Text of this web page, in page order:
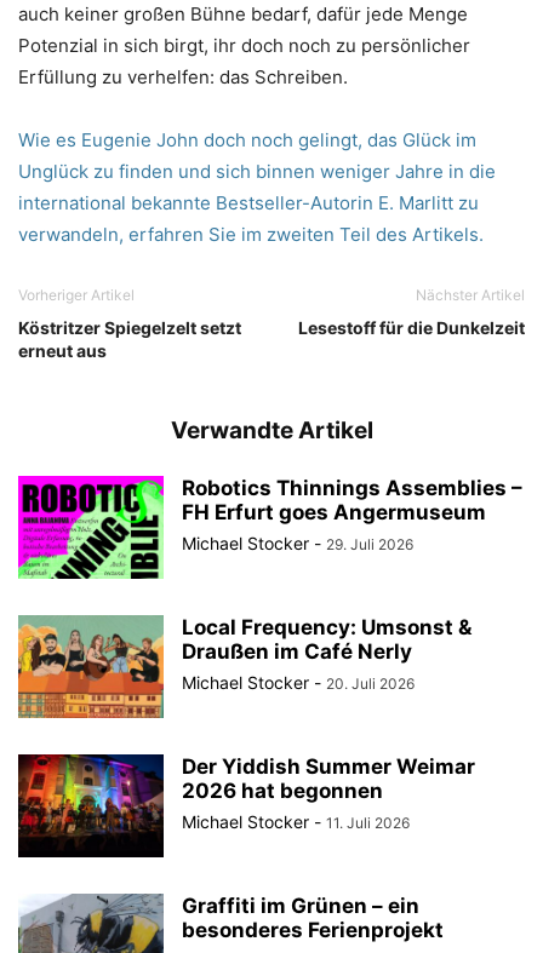
auch keiner großen Bühne bedarf, dafür jede Menge
Potenzial in sich birgt, ihr doch noch zu persönlicher
Erfüllung zu verhelfen: das Schreiben.
Wie es Eugenie John doch noch gelingt, das Glück im
Unglück zu finden und sich binnen weniger Jahre in die
international bekannte Bestseller-Autorin E. Marlitt zu
verwandeln, erfahren Sie im zweiten Teil des Artikels.
Vorheriger Artikel
Köstritzer Spiegelzelt setzt
erneut aus
Nächster Artikel
Lesestoff für die Dunkelzeit
Verwandte Artikel
Robotics Thinnings Assemblies –
FH Erfurt goes Angermuseum
Michael Stocker - 29. Juli 2026
Local Frequency: Umsonst &
Draußen im Café Nerly
Michael Stocker - 20. Juli 2026
Der Yiddish Summer Weimar
2026 hat begonnen
Michael Stocker - 11. Juli 2026
Graffiti im Grünen – ein
besonderes Ferienprojekt